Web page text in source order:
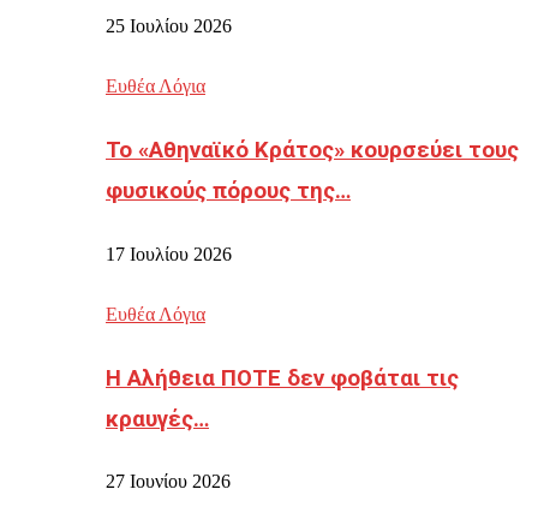
25 Ιουλίου 2026
Ευθέα Λόγια
Το «Αθηναϊκό Κράτος» κουρσεύει τους
φυσικούς πόρους της…
17 Ιουλίου 2026
Ευθέα Λόγια
Η Αλήθεια ΠΟΤΕ δεν φοβάται τις
κραυγές…
27 Ιουνίου 2026